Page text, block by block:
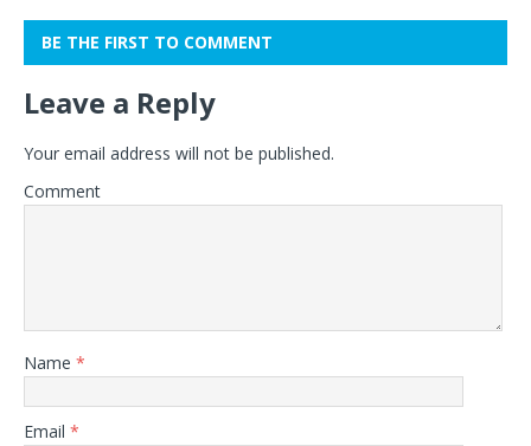
BE THE FIRST TO COMMENT
Leave a Reply
Your email address will not be published.
Comment
Name *
Email *